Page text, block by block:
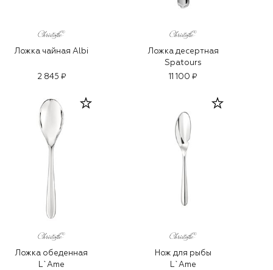
Ложка чайная Albi
2 845 ₽
Ложка десертная
Spatours
11 100 ₽
Ложка обеденная
L`Ame
Нож для рыбы
L`Ame